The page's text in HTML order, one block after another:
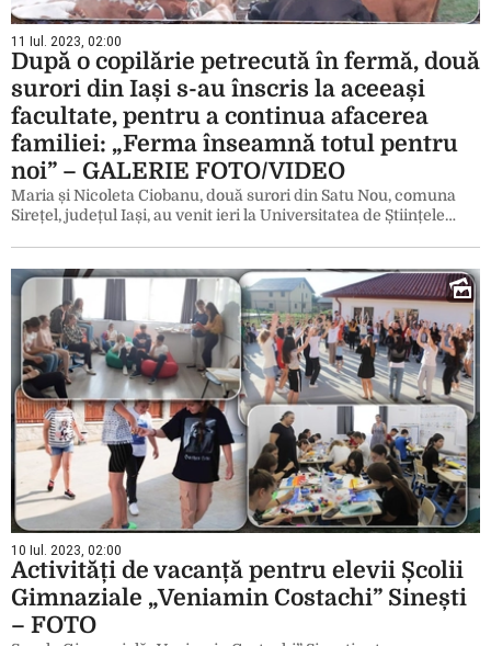
11 Iul. 2023, 02:00
După o copilărie petrecută în fermă, două
surori din Iași s-au înscris la aceeași
facultate, pentru a continua afacerea
familiei: „Ferma înseamnă totul pentru
noi” – GALERIE FOTO/VIDEO
Maria și Nicoleta Ciobanu, două surori din Satu Nou, comuna
Sirețel, județul Iași, au venit ieri la Universitatea de Științele…
10 Iul. 2023, 02:00
Activități de vacanță pentru elevii Școlii
Gimnaziale „Veniamin Costachi” Sinești
– FOTO